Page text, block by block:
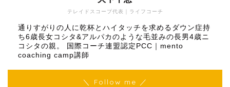
テレイドスコープ代表｜ライフコーチ
通りすがりの人に乾杯とハイタッチを求めるダウン症持
ち6歳長女コシタ&アルパカのような毛並みの長男4歳ニ
コシタの親。 国際コーチ連盟認定PCC｜mento
coaching camp講師
＼ Follow me ／